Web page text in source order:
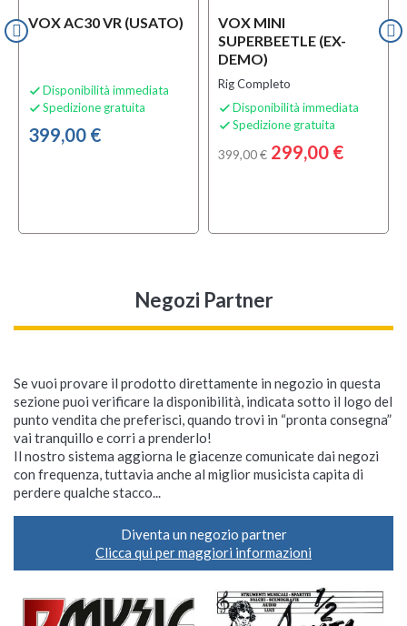
VOX AC30 VR (USATO)
 Disponibilità immediata
 Spedizione gratuita
399,00 €
VOX MINI
SUPERBEETLE (EX-
DEMO)
Rig Completo
 Disponibilità immediata
 Spedizione gratuita
399,00 € 299,00 €
Negozi Partner
Se vuoi provare il prodotto direttamente in negozio in questa
sezione puoi verificare la disponibilità, indicata sotto il logo del
punto vendita che preferisci, quando trovi in “pronta consegna”
vai tranquillo e corri a prenderlo!
Il nostro sistema aggiorna le giacenze comunicate dai negozi
con frequenza, tuttavia anche al miglior musicista capita di
perdere qualche stacco...
Diventa un negozio partner
Clicca qui per maggiori informazioni